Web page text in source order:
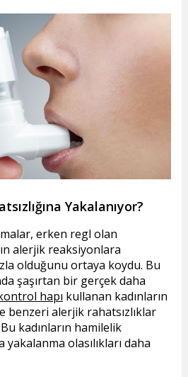
Yakalanıyor?
erken regl olan
alerjik reaksiyonlara
olduğunu ortaya koydu. Bu
şaşırtan bir gerçek daha
hapı kullanan kadınların
benzeri alerjik rahatsızlıklar
kadınların hamilelik
yakalanma olasılıkları daha